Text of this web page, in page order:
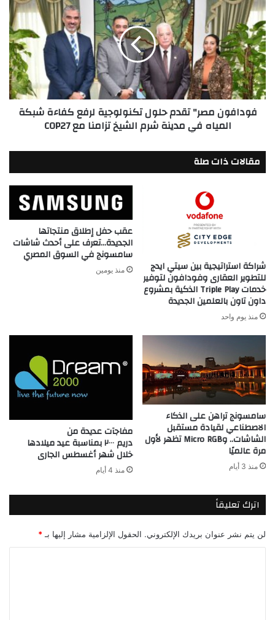
مصر"
تقدم
حلول
تكنولوجية
لرفع
كفاءة
شبكة
المياه
في
الشيخ
تزامنا
مع
فودافون مصر" تقدم حلول تكنولوجية لرفع كفاءة شبكة
المياه في مدينة شرم الشيخ تزامنا مع COP27
مقالات ذات صلة
شراكة استراتيجية بين سيتي ايدج
للتطوير العقارى وفودافون لتوفير
خدمات Triple Play الذكية بمشروع
داون تاون بالعلمين الجديدة
منذ يوم واحد
عقب حفل إطلاق منتجاتها
الجديدة…تعرف على أحدث شاشات
سامسونج في السوق المصري
منذ يومين
سامسونج تراهن على الذكاء
الاصطناعي لقيادة مستقبل
الشاشات.. وMicro RGB تظهر لأول
مرة عالميًا
منذ 3 أيام
مفاجآت عديدة من
دريم ٢٠٠٠ بمناسبة عيد ميلادها
خلال شهر أغسطس الجارى
منذ 4 أيام
اترك تعليقاً
لن يتم نشر عنوان بريدك الإلكتروني. الحقول الإلزامية مشار إليها بـ *